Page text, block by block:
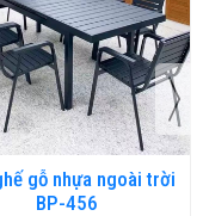
gỗ nhựa ngoài trời
BP-456